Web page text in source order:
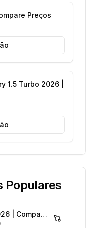
Preços
1.5 Turbo 2026 |
Populares
Dolphin Mini vs EX2 Max 2026 | Compare Preços